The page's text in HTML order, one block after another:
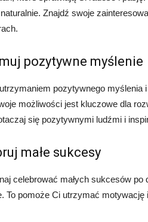
Znajdź swoje
pozytywne myślenie
pozytywnego
możliwości jest kluczowe dla
się pozytywnymi ludźmi i
małe sukcesy
celebrować małych sukcesów
To pomoże Ci utrzymać motywację